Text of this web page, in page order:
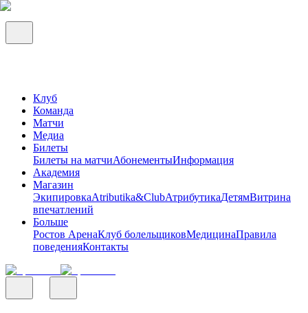
Клуб
Команда
Матчи
Медиа
Билеты
Билеты на матчиАбонементыИнформация
Академия
Магазин
ЭкипировкаAtributika&ClubАтрибутикаДетямВитрина
впечатлений
Больше
Ростов АренаКлуб болельщиковМедицинаПравила
поведенияКонтакты